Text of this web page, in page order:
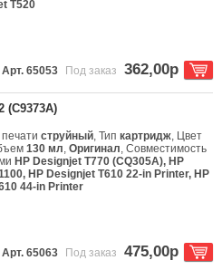
T520
Арт. 65053 Под заказ 362,00р
(C9373A)
печатиструйный, Типкартридж, Цвет
130 мл,Оригинал, Совместимость
HP Designjet T770 (CQ305A), HP
HP Designjet T610 22-in Printer, HP
44-in Printer
Арт. 65063 Под заказ 475,00р